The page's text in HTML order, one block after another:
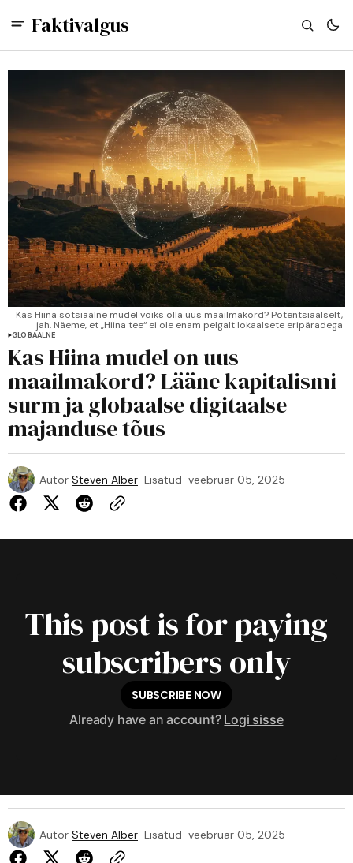
Faktivalgus
Kas Hiina sotsiaalne mudel võiks olla uus maailmakord? Potentsiaalselt,
jah. Näeme, et „Hiina tee“ ei ole enam pelgalt lokaalsete eripäradega
nähtus, vaid tõsine alternatiiv Lääne demokraatlikule kapitalismile.
GLOBAALNE
Kas Hiina mudel on uus
maailmakord? Lääne kapitalismi
surm ja globaalse digitaalse
majanduse tõus
Autor Steven Alber Lisatud veebruar 05, 2025
This post is for paying
subscribers only
SUBSCRIBE NOW
Already have an account? Logi sisse
Autor Steven Alber Lisatud veebruar 05, 2025